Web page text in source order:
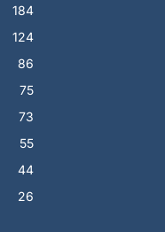
184
124
86
75
73
55
44
26